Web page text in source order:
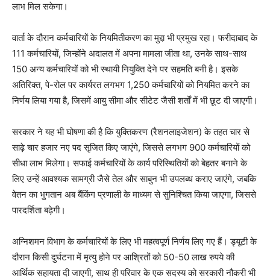
लाभ मिल सकेगा।
वार्ता के दौरान कर्मचारियों के नियमितीकरण का मुद्दा भी प्रमुख रहा। फरीदाबाद के
111 कर्मचारियों, जिन्होंने अदालत में अपना मामला जीता था, उनके साथ-साथ
150 अन्य कर्मचारियों को भी स्थायी नियुक्ति देने पर सहमति बनी है। इसके
अतिरिक्त, पे-रोल पर कार्यरत लगभग 1,250 कर्मचारियों को नियमित करने का
निर्णय लिया गया है, जिसमें आयु सीमा और सीटेट जैसी शर्तों में भी छूट दी जाएगी।
सरकार ने यह भी घोषणा की है कि युक्तिकरण (रैशनलाइजेशन) के तहत चार से
साढ़े चार हजार नए पद सृजित किए जाएंगे, जिससे लगभग 900 कर्मचारियों को
सीधा लाभ मिलेगा। सफाई कर्मचारियों के कार्य परिस्थितियों को बेहतर बनाने के
लिए उन्हें आवश्यक सामग्री जैसे तेल और साबुन भी उपलब्ध कराए जाएंगे, जबकि
वेतन का भुगतान अब बैंकिंग प्रणाली के माध्यम से सुनिश्चित किया जाएगा, जिससे
पारदर्शिता बढ़ेगी।
अग्निशमन विभाग के कर्मचारियों के लिए भी महत्वपूर्ण निर्णय लिए गए हैं। ड्यूटी के
दौरान किसी दुर्घटना में मृत्यु होने पर आश्रितों को 50-50 लाख रुपये की
आर्थिक सहायता दी जाएगी, साथ ही परिवार के एक सदस्य को सरकारी नौकरी भी